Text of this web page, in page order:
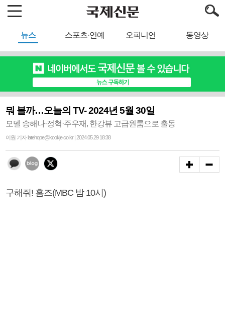
뉴스 스포츠·연예 오피니언 동영상
뭐 볼까…오늘의 TV- 2024년 5월 30일
모델 송해나·정혁·주우재, 한강뷰 고급원룸으로 출동
이원 기자 latehope@kookje.co.kr | 2024.05.29 18:38
구해줘! 홈즈(MBC 밤 10시)